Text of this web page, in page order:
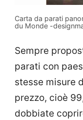
Carta da parati
du Monde -
Sempre
parati con
stesse misure
prezzo, cioè
dobbiate